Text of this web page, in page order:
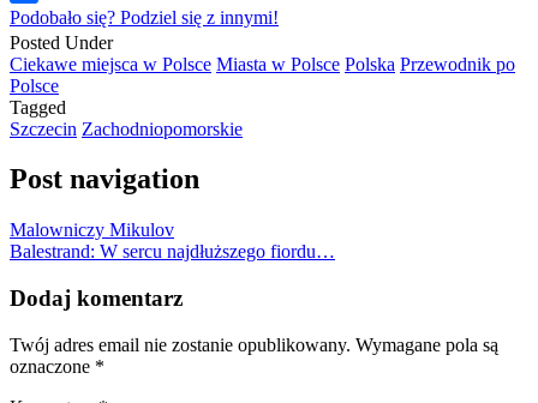
Podobało się? Podziel się z innymi!
Posted Under
Ciekawe miejsca w Polsce Miasta w Polsce Polska Przewodnik po
Polsce
Tagged
Szczecin Zachodniopomorskie
Post navigation
Malowniczy Mikulov
Balestrand: W sercu najdłuższego fiordu…
Dodaj komentarz
Twój adres email nie zostanie opublikowany. Wymagane pola są
oznaczone *